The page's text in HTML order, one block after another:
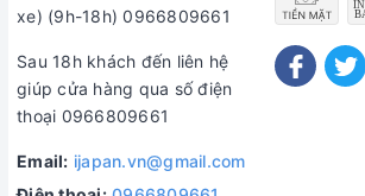
xe) (9h-18h) 0966809661
Sau 18h khách đến liên hệ
giúp cửa hàng qua số điện
thoại 0966809661
Email: ijapan.vn@gmail.com